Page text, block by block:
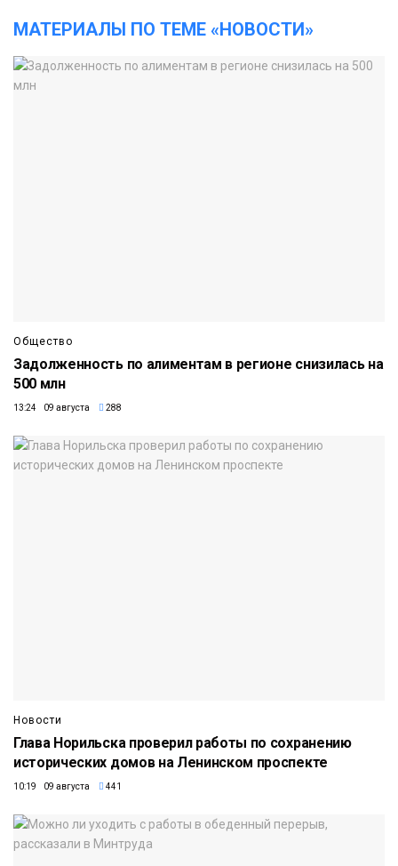
МАТЕРИАЛЫ ПО ТЕМЕ «НОВОСТИ»
Общество
Задолженность по алиментам в регионе снизилась на
500 млн
13:24 09 августа 288
Новости
Глава Норильска проверил работы по сохранению
исторических домов на Ленинском проспекте
10:19 09 августа 441